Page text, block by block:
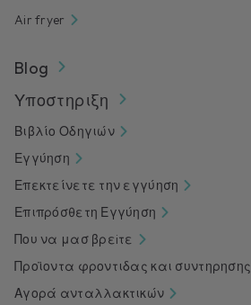
Air fryer
Blog
Υποστηριξη
Βιβλίο Οδηγιών
Εγγύηση
Επεκτείνετε την εγγύηση
Επιπρόσθετη Εγγύηση
Που να μασ βρεiτε
Προϊοντα φροντιδας και συντηρησης
Αγορά ανταλλακτικών